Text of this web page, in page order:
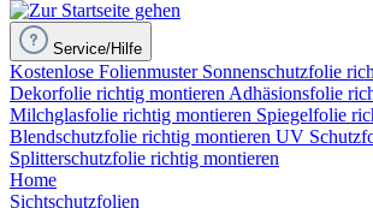
Service/Hilfe
Kostenlose Folienmuster Sonnenschutzfolie
Dekorfolie richtig montieren Adhäsionsfolie
Milchglasfolie richtig montieren Spiegelfolie
Blendschutzfolie richtig montieren UV
Splitterschutzfolie richtig montieren
Home
Sichtschutzfolien